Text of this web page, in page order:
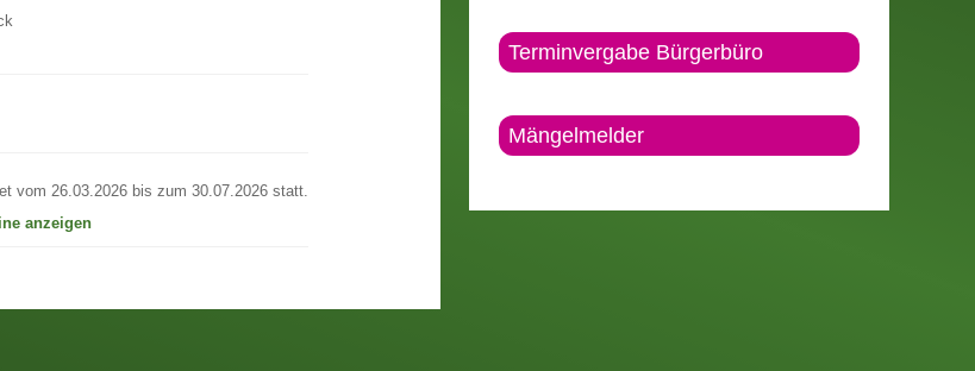
vom 26.03.2026 bis zum 30.07.2026 statt.
anzeigen
Terminvergabe Bürgerbüro
Mängelmelder